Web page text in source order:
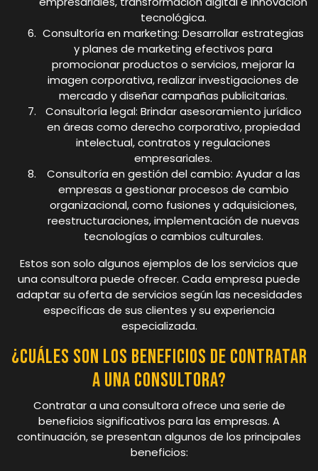
tecnológica.
Consultoría en marketing: Desarrollar estrategias
y planes de marketing efectivos para
promocionar productos o servicios, mejorar la
imagen corporativa, realizar investigaciones de
mercado y diseñar campañas publicitarias.
Consultoría legal: Brindar asesoramiento jurídico
en áreas como derecho corporativo, propiedad
intelectual, contratos y regulaciones
empresariales.
Consultoría en gestión del cambio: Ayudar a las
empresas a gestionar procesos de cambio
organizacional, como fusiones y adquisiciones,
reestructuraciones, implementación de nuevas
tecnologías o cambios culturales.
Estos son solo algunos ejemplos de los servicios que
una consultora puede ofrecer. Cada empresa puede
adaptar su oferta de servicios según las necesidades
específicas de sus clientes y su experiencia
especializada.
¿Cuáles son los beneficios de contratar
a una consultora?
Contratar a una consultora ofrece una serie de
beneficios significativos para las empresas. A
continuación, se presentan algunos de los principales
beneficios: